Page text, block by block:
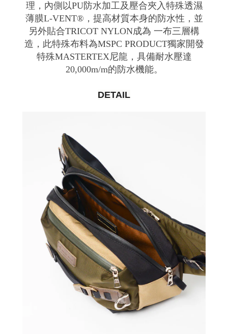
理，內側以PU防水加工及壓合夾入特殊透濕
薄膜L-VENT®，提高材質本身的防水性，並
另外貼合TRICOT NYLON成為 一布三層構
造，此特殊布料為MSPC PRODUCT獨家開發
特殊MASTERTEX尼龍，具備耐水壓達
20,000m/m的防水機能。
DETAIL